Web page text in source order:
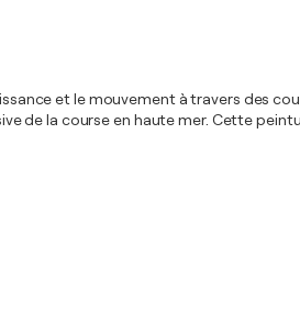
et le mouvement à travers des
de la course en haute mer. Cette